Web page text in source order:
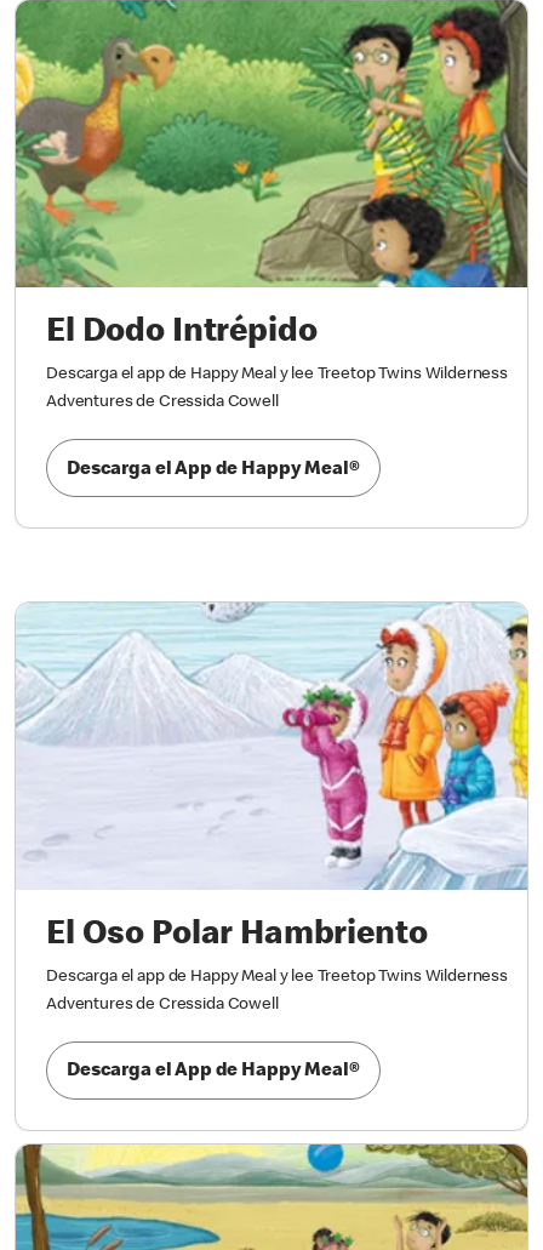
El Dodo Intrépido
Descarga el app de Happy Meal y lee Treetop Twins Wilderness
Adventures de Cressida Cowell
Descarga el App de Happy Meal®
El Oso Polar Hambriento
Descarga el app de Happy Meal y lee Treetop Twins Wilderness
Adventures de Cressida Cowell
Descarga el App de Happy Meal®